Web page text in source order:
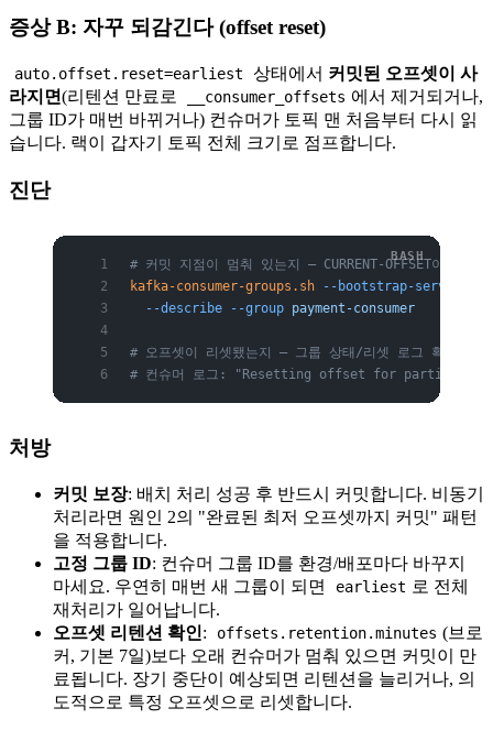
증상 B: 자꾸 되감긴다 (offset reset)
auto.offset.reset=earliest 상태에서 커밋된 오프셋이 사
라지면(리텐션 만료로 __consumer_offsets 에서 제거되거나,
그룹 ID가 매번 바뀌거나) 컨슈머가 토픽 맨 처음부터 다시 읽
습니다. 랙이 갑자기 토픽 전체 크기로 점프합니다.
진단
# 커밋 지점이 멈춰 있는지 — CURRENT-OFFSET이 시간
kafka-consumer-groups.sh --bootstrap-server
  --describe
--group payment-consumer
# 오프셋이 리셋됐는지 — 그룹 상태/리셋 로그 확인
# 컨슈머 로그: "Resetting offset for partition
처방
커밋 보장: 배치 처리 성공 후 반드시 커밋합니다. 비동기
처리라면 원인 2의 "완료된 최저 오프셋까지 커밋" 패턴
을 적용합니다.
고정 그룹 ID: 컨슈머 그룹 ID를 환경/배포마다 바꾸지
마세요. 우연히 매번 새 그룹이 되면
earliest 로 전체
재처리가 일어납니다.
오프셋 리텐션 확인: offsets.retention.minutes (브로
커, 기본 7일)보다 오래 컨슈머가 멈춰 있으면 커밋이 만
료됩니다. 장기 중단이 예상되면 리텐션을 늘리거나, 의
도적으로 특정 오프셋으로 리셋합니다.